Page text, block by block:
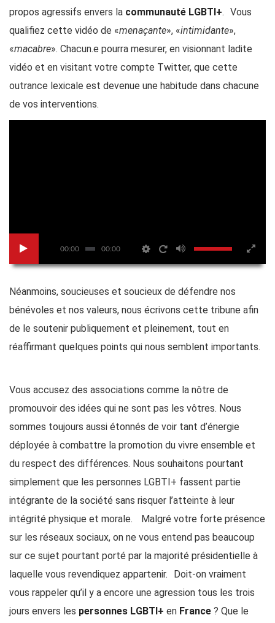
propos agressifs envers la communauté LGBTI+. Vous
qualifiez cette vidéo de «menaçante», «intimidante»,
«macabre». Chacun.e pourra mesurer, en visionnant ladite
vidéo et en visitant votre compte Twitter, que cette
outrance lexicale est devenue une habitude dans chacune
de vos interventions.
00:00 00:00
Néanmoins, soucieuses et soucieux de défendre nos
bénévoles et nos valeurs, nous écrivons cette tribune afin
de le soutenir publiquement et pleinement, tout en
réaffirmant quelques points qui nous semblent importants.
Vous accusez des associations comme la nôtre de
promouvoir des idées qui ne sont pas les vôtres. Nous
sommes toujours aussi étonnés de voir tant d’énergie
déployée à combattre la promotion du vivre ensemble et
du respect des différences. Nous souhaitons pourtant
simplement que les personnes LGBTI+ fassent partie
intégrante de la société sans risquer l’atteinte à leur
intégrité physique et morale. Malgré votre forte présence
sur les réseaux sociaux, on ne vous entend pas beaucoup
sur ce sujet pourtant porté par la majorité présidentielle à
laquelle vous revendiquez appartenir. Doit-on vraiment
vous rappeler qu’il y a encore une agression tous les trois
jours envers les personnes LGBTI+ en France ? Que le